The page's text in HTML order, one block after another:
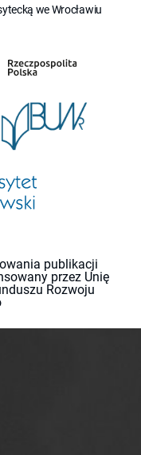
we Wrocławiu
publikacji
przez Unię
Rozwoju